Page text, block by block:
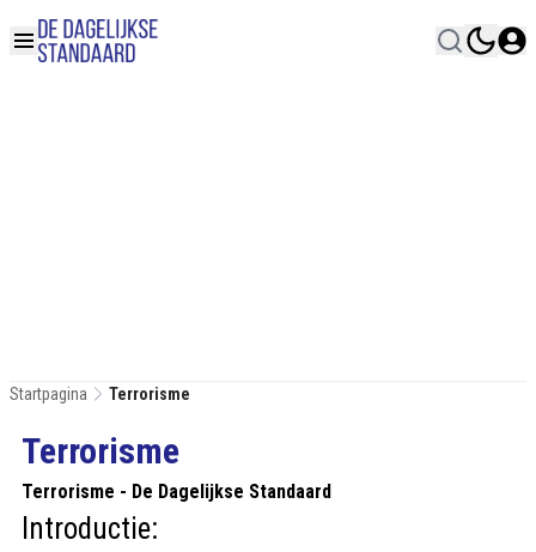
Startpagina Terrorisme
Terrorisme
Terrorisme - De Dagelijkse Standaard
Introductie: